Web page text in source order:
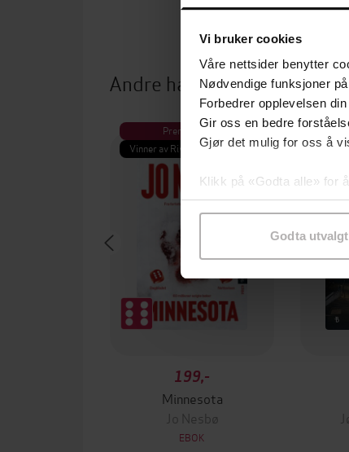
Vi bruker cookies
Våre nettsider benytter
Nødvendige funksjoner
Forbedrer opplevelsen
Gir oss en bedre
Gjør det mulig for oss å
Klikk på «Godta alle» for
samtykke til spesifikke
Godta
Andre har også kjøpt
Premium
Vinner av Rivertonprisen
199,-
Minnesota
Jo Nesbø
EBOK